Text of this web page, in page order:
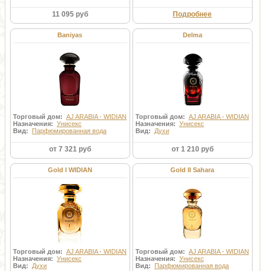
11 095 руб Подробнее
Baniyas
Торговый дом: AJ ARABIA - WIDIAN
Назначения: Унисекс
Вид: Парфюмированная вода
от 7 321 руб
Delma
Торговый дом: AJ ARABIA - WIDIAN
Назначения: Унисекс
Вид: Духи
от 1 210 руб
Gold I WIDIAN
Торговый дом: AJ ARABIA - WIDIAN
Назначения: Унисекс
Вид: Духи
Gold II Sahara
Торговый дом: AJ ARABIA - WIDIAN
Назначения: Унисекс
Вид: Парфюмированная вода